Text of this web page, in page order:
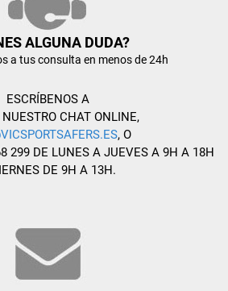
ALGUNA DUDA?
a tus consulta en menos de 24h
ESCRÍBENOS A
CHAT ONLINE,
, O
299 DE LUNES A JUEVES A 9H A 18H
DE 9H A 13H.